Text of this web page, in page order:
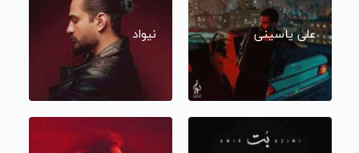
علی یاسینی نیواد